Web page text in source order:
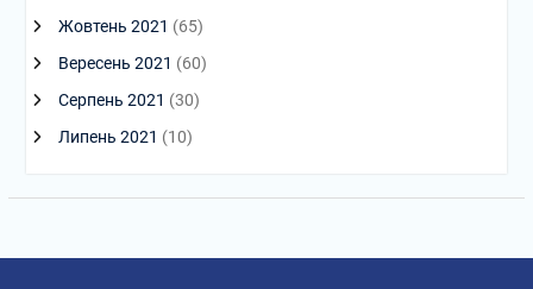
Жовтень 2021 (65)
Вересень 2021 (60)
Серпень 2021 (30)
Липень 2021 (10)